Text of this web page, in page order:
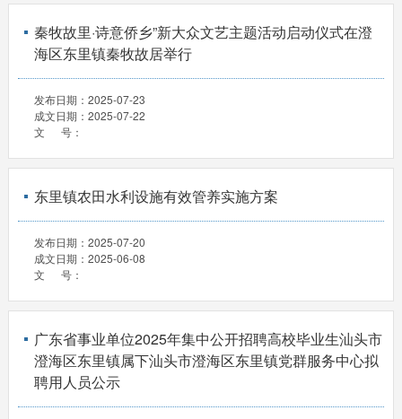
秦牧故里·诗意侨乡”新大众文艺主题活动启动仪式在澄
海区东里镇秦牧故居举行
发布日期： 2025-07-23
成文日期： 2025-07-22
文 号：
东里镇农田水利设施有效管养实施方案
发布日期： 2025-07-20
成文日期： 2025-06-08
文 号：
广东省事业单位2025年集中公开招聘高校毕业生汕头市
澄海区东里镇属下汕头市澄海区东里镇党群服务中心拟
聘用人员公示